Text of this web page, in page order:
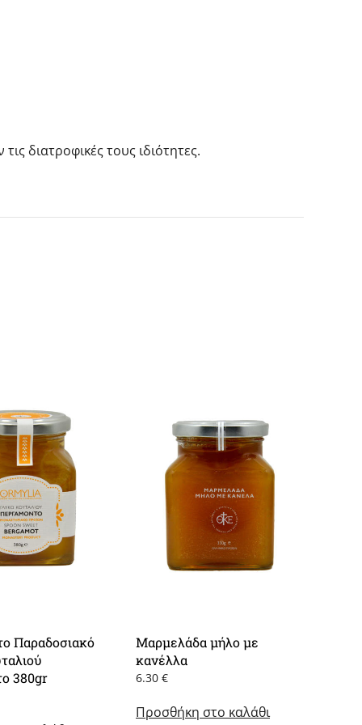
διατροφικές τους ιδιότητες.
Παραδοσιακό
380gr
Μαρμελάδα μήλο με
κανέλλα
6.30 €
Προσθήκη στο καλάθι